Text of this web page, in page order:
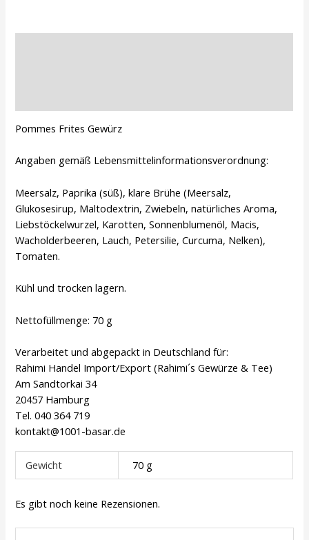
Pommes Frites Gewürz
Angaben gemäß Lebensmittelinformationsverordnung:
Meersalz, Paprika (süß), klare Brühe (Meersalz,
Glukosesirup, Maltodextrin, Zwiebeln, natürliches Aroma,
Liebstöckelwurzel, Karotten, Sonnenblumenöl, Macis,
Wacholderbeeren, Lauch, Petersilie, Curcuma, Nelken),
Tomaten.
Kühl und trocken lagern.
Nettofüllmenge: 70 g
Verarbeitet und abgepackt in Deutschland für:
Rahimi Handel Import/Export (Rahimi´s Gewürze & Tee)
Am Sandtorkai 34
20457 Hamburg
Tel. 040 364 719
kontakt@1001-basar.de
Gewicht 70 g
Es gibt noch keine Rezensionen.